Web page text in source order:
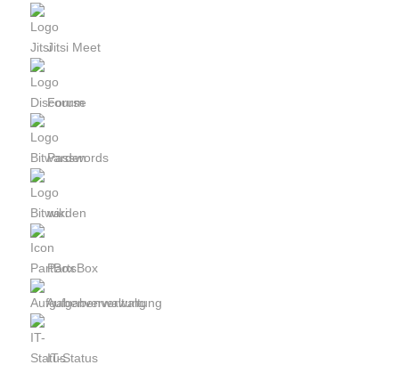
Jitsi Meet
Forum
Passwords
wiki
PartsBox
Aufgabenverwaltung
IT-Status